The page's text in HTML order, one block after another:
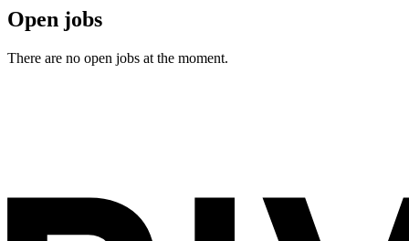
Open jobs
There are no open jobs at the moment.